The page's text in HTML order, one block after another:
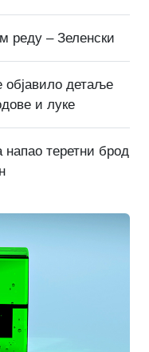
реду – Зеленски
објавило детаље
и луке
напао теретни брод